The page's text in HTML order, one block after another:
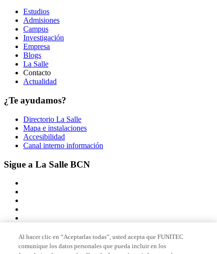
Estudios
Admisiones
Campus
Investigación
Empresa
Blogs
La Salle
Contacto
Actualidad
¿Te ayudamos?
Directorio La Salle
Mapa e instalaciones
Accesibilidad
Canal interno información
Sigue a La Salle BCN
Miembro de
Al hacer clic en “Aceptarlas todas”, usted acepta que FUNITEC
comunique los datos personales que pueda incluir en los